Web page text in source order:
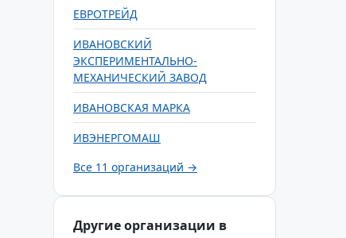
ЕВРОТРЕЙД
ИВАНОВСКИЙ
ЭКСПЕРИМЕНТАЛЬНО-
МЕХАНИЧЕСКИЙ ЗАВОД
ИВАНОВСКАЯ МАРКА
ИВЭНЕРГОМАШ
Все 11 организаций →
Другие организации в